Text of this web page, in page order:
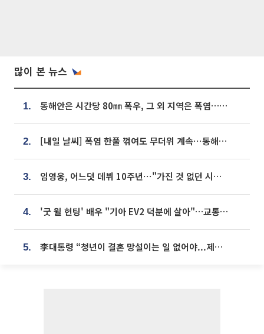
많이 본 뉴스
1. 동해안은 시간당 80㎜ 폭우, 그 외 지역은 폭염…‘극과 극 날씨’
2. [내일 날씨] 폭염 한풀 꺾여도 무더위 계속⋯동해안 이틀 연속 비
3. 임영웅, 어느덧 데뷔 10주년⋯"가진 것 없던 시절, 내 앞엔 20명의 팬뿐"
4. '굿 윌 헌팅' 배우 "기아 EV2 덕분에 살아"…교통사고 후 안전성 극찬
5. 李대통령 “청년이 결혼 망설이는 일 없어야...제도상 불이익 조사”